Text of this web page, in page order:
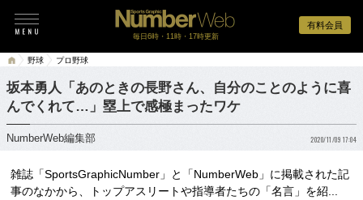
有料会員
毎日6時・11時・17時更新
野球 プロ野球
坂本勇人「あのときの長野さん、自分のことのように喜
んでくれて…」塁上で感極まったワケ
NumberWeb編集部 2020/11/09 17:04
雑誌「SportsGraphicNumber」と「NumberWeb」に掲載された記
事のなかから、トップアスリートや指導者たちの「名言」を紹...